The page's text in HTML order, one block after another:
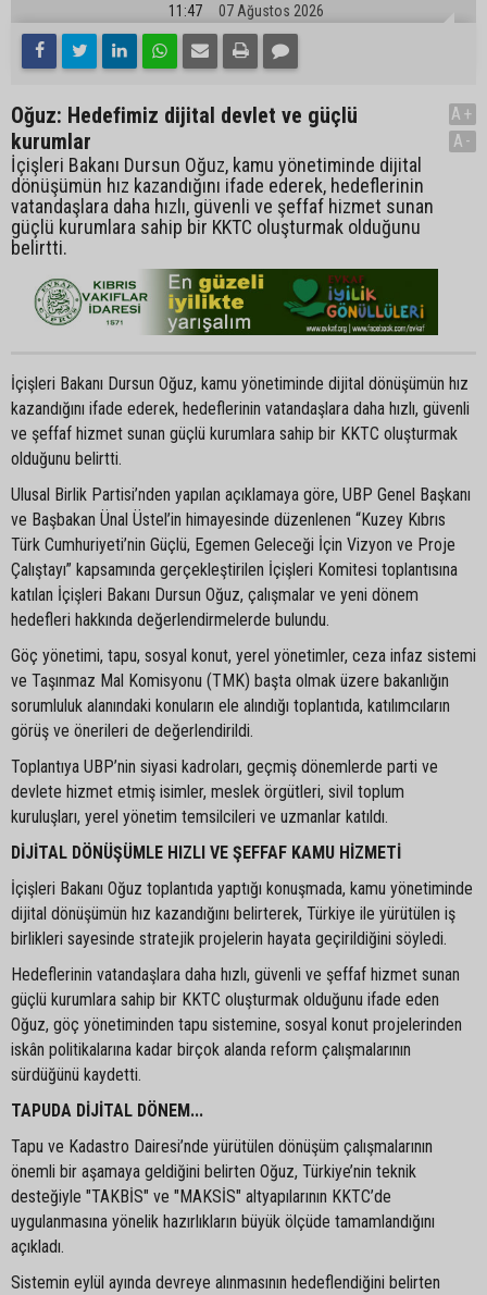
11:47 07 Ağustos 2026
Oğuz: Hedefimiz dijital devlet ve güçlü
kurumlar
İçişleri Bakanı Dursun Oğuz, kamu yönetiminde dijital
dönüşümün hız kazandığını ifade ederek, hedeflerinin
vatandaşlara daha hızlı, güvenli ve şeffaf hizmet sunan
güçlü kurumlara sahip bir KKTC oluşturmak olduğunu
belirtti.
A+
A-
İçişleri Bakanı Dursun Oğuz, kamu yönetiminde dijital dönüşümün hız
kazandığını ifade ederek, hedeflerinin vatandaşlara daha hızlı, güvenli
ve şeffaf hizmet sunan güçlü kurumlara sahip bir KKTC oluşturmak
olduğunu belirtti.
Ulusal Birlik Partisi’nden yapılan açıklamaya göre, UBP Genel Başkanı
ve Başbakan Ünal Üstel’in himayesinde düzenlenen “Kuzey Kıbrıs
Türk Cumhuriyeti’nin Güçlü, Egemen Geleceği İçin Vizyon ve Proje
Çalıştayı” kapsamında gerçekleştirilen İçişleri Komitesi toplantısına
katılan İçişleri Bakanı Dursun Oğuz, çalışmalar ve yeni dönem
hedefleri hakkında değerlendirmelerde bulundu.
Göç yönetimi, tapu, sosyal konut, yerel yönetimler, ceza infaz sistemi
ve Taşınmaz Mal Komisyonu (TMK) başta olmak üzere bakanlığın
sorumluluk alanındaki konuların ele alındığı toplantıda, katılımcıların
görüş ve önerileri de değerlendirildi.
Toplantıya UBP’nin siyasi kadroları, geçmiş dönemlerde parti ve
devlete hizmet etmiş isimler, meslek örgütleri, sivil toplum
kuruluşları, yerel yönetim temsilcileri ve uzmanlar katıldı.
DİJİTAL DÖNÜŞÜMLE HIZLI VE ŞEFFAF KAMU HİZMETİ
İçişleri Bakanı Oğuz toplantıda yaptığı konuşmada, kamu yönetiminde
dijital dönüşümün hız kazandığını belirterek, Türkiye ile yürütülen iş
birlikleri sayesinde stratejik projelerin hayata geçirildiğini söyledi.
Hedeflerinin vatandaşlara daha hızlı, güvenli ve şeffaf hizmet sunan
güçlü kurumlara sahip bir KKTC oluşturmak olduğunu ifade eden
Oğuz, göç yönetiminden tapu sistemine, sosyal konut projelerinden
iskân politikalarına kadar birçok alanda reform çalışmalarının
sürdüğünü kaydetti.
TAPUDA DİJİTAL DÖNEM...
Tapu ve Kadastro Dairesi’nde yürütülen dönüşüm çalışmalarının
önemli bir aşamaya geldiğini belirten Oğuz, Türkiye’nin teknik
desteğiyle "TAKBİS" ve "MAKSİS" altyapılarının KKTC’de
uygulanmasına yönelik hazırlıkların büyük ölçüde tamamlandığını
açıkladı.
Sistemin eylül ayında devreye alınmasının hedeflendiğini belirten